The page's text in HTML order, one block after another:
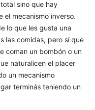
sino que hay
el mecanismo inverso.
lo que les gusta una
las comidas, pero sí que
coman un bombón o un
naturalicen el placer
un mecanismo
terminás teniendo un